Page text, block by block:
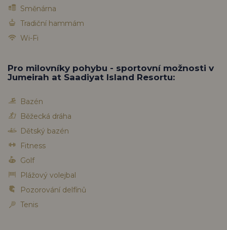
Směnárna
Tradiční hammám
Wi-Fi
Pro milovníky pohybu - sportovní možnosti v
Jumeirah at Saadiyat Island Resortu:
Bazén
Běžecká dráha
Dětský bazén
Fitness
Golf
Plážový volejbal
Pozorování delfínů
Tenis